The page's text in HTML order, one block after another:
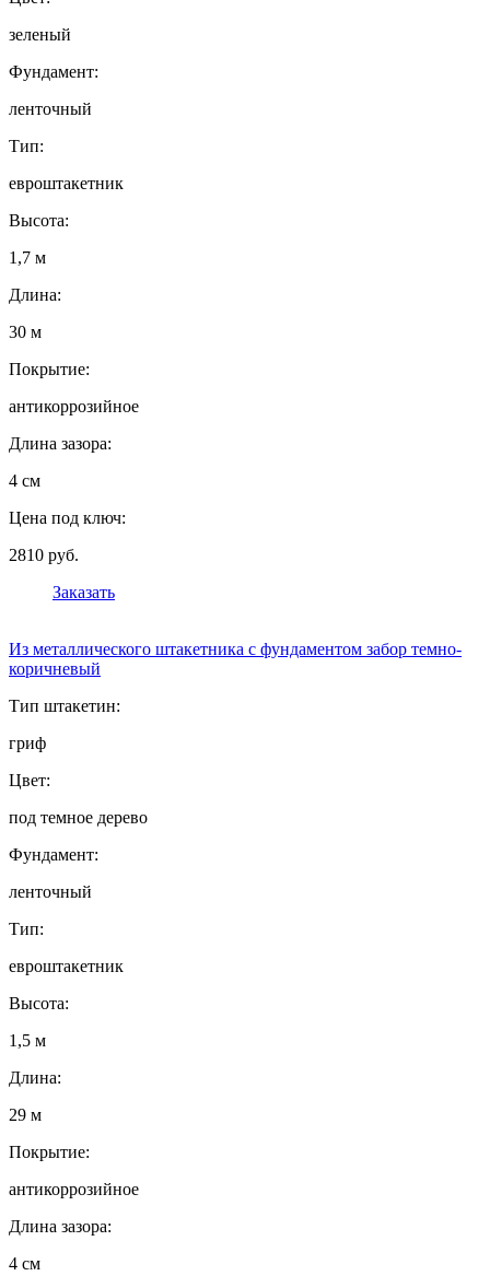
зеленый
Фундамент:
ленточный
Тип:
евроштакетник
Высота:
1,7 м
Длина:
30 м
Покрытие:
антикоррозийное
Длина зазора:
4 см
Цена под ключ:
2810 руб.
Заказать
Из металлического штакетника с фундаментом забор темно-
коричневый
Тип штакетин:
гриф
Цвет:
под темное дерево
Фундамент:
ленточный
Тип:
евроштакетник
Высота:
1,5 м
Длина:
29 м
Покрытие:
антикоррозийное
Длина зазора:
4 см